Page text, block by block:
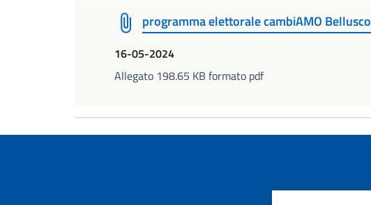
programma elettorale cambiAMO Bellusco
16-05-2024
Allegato 198.65 KB formato pdf